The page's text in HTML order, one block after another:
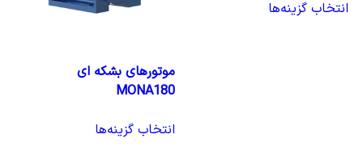
انتخاب گزینه‌ها
موتورهای بشکه ای
MONA180
انتخاب گزینه‌ها